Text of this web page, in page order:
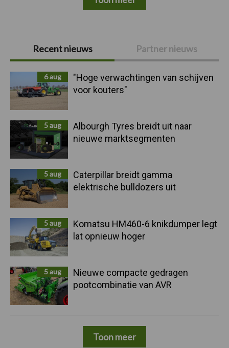
Primaire
Sidebar
Recent nieuws Partner nieuws
6 aug
"Hoge verwachtingen van schijven
voor kouters"
5 aug
Albourgh Tyres breidt uit naar
nieuwe marktsegmenten
5 aug
Caterpillar breidt gamma
elektrische bulldozers uit
5 aug
Komatsu HM460-6 knikdumper legt
lat opnieuw hoger
5 aug
Nieuwe compacte gedragen
pootcombinatie van AVR
Toon meer